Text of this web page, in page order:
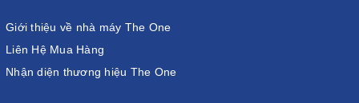
Giới thiệu về nhà máy The One
Liên Hệ Mua Hàng
Nhận diện thương hiệu The One